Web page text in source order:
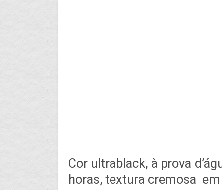
Cor ultrablack, à prova
horas, textura cremosa em